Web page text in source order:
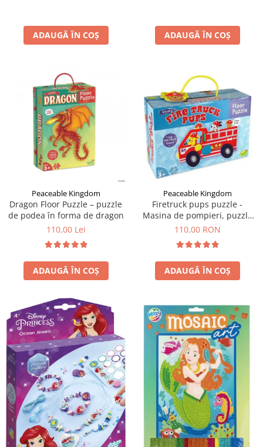
ADAUGĂ ÎN COȘ ADAUGĂ ÎN COȘ
Peaceable Kingdom
Dragon Floor Puzzle – puzzle
de podea în forma de dragon
110,00 Lei
ADAUGĂ ÎN COȘ
Peaceable Kingdom
Firetruck pups puzzle -
Masina de pompieri, puzzle
mare de podea
110,00 RON
ADAUGĂ ÎN COȘ